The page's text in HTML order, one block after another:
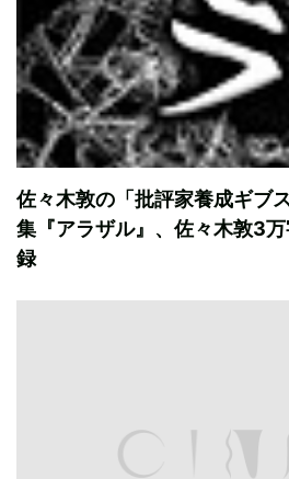
佐々木敦の「批評家養成ギブ
集『アラザル』、佐々木敦3
録